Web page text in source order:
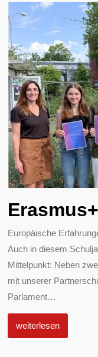
Europäische
Auch in diesem
Mittelpunkt: Neben
mit unserer
Parlament…
weiterlesen